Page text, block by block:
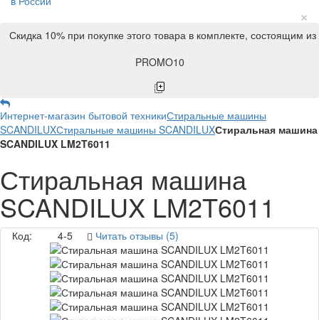
×
Скидка 10% при покупке этого товара в комплекте, состоящим
PROMO10
Интернет-магазин бытовой техникиСтиральные машины
SCANDILUXСтиральные машины SCANDILUXСтиральная машина
SCANDILUX LM2T6011
Стиральная машина
SCANDILUX LM2T6011
Код: 4-5 Читать отзывы (5)